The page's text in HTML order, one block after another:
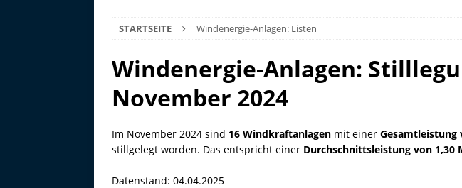
STARTSEITE Windenergie-Anlagen: Listen
Windenergie-Anlagen:
November 2024
Im November 2024 sind 16 Windkraftanlagen mit einer Gesamtleistung
stillgelegt worden. Das entspricht einer Durchschnittsleistung von 1,30
Datenstand: 04.04.2025